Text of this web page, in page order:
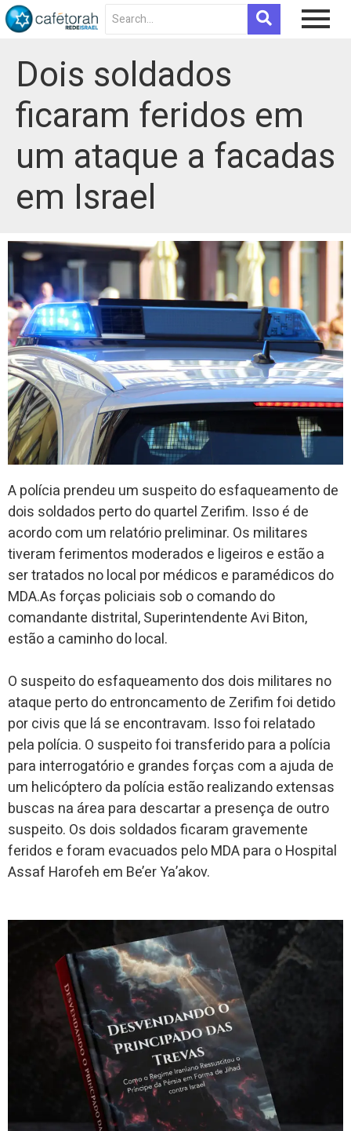
Dois soldados
ficaram feridos em
um ataque a facadas
em Israel
A polícia prendeu um suspeito do esfaqueamento de
dois soldados perto do quartel Zerifim. Isso é de
acordo com um relatório preliminar. Os militares
tiveram ferimentos moderados e ligeiros e estão a
ser tratados no local por médicos e paramédicos do
MDA.As forças policiais sob o comando do
comandante distrital, Superintendente Avi Biton,
estão a caminho do local.
O suspeito do esfaqueamento dos dois militares no
ataque perto do entroncamento de Zerifim foi detido
por civis que lá se encontravam. Isso foi relatado
pela polícia. O suspeito foi transferido para a polícia
para interrogatório e grandes forças com a ajuda de
um helicóptero da polícia estão realizando extensas
buscas na área para descartar a presença de outro
suspeito. Os dois soldados ficaram gravemente
feridos e foram evacuados pelo MDA para o Hospital
Assaf Harofeh em Be’er Ya’akov.